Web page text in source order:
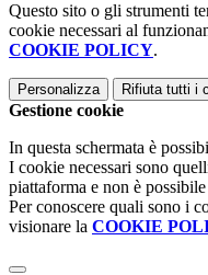
Questo sito o gli strumenti
cookie necessari al
COOKIE POLICY.
Personalizza Rifiuta tutti i
Gestione cookie
In questa schermata è
I cookie necessari sono
piattaforma e non è
Per conoscere quali sono i
visionare la COOKIE